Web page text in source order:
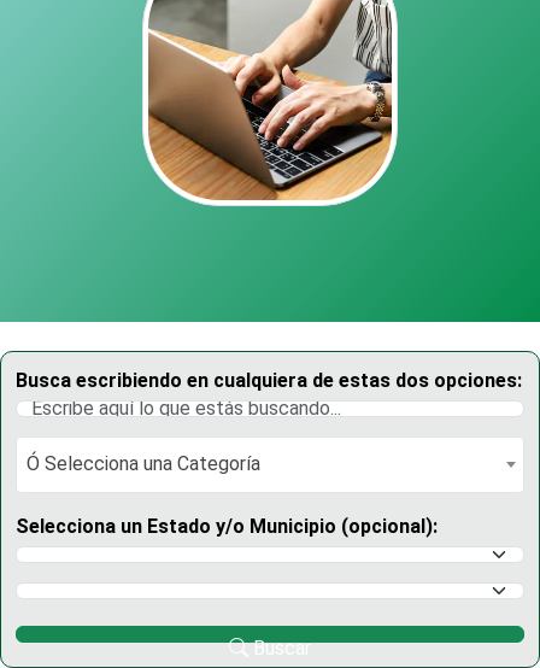
Busca escribiendo en cualquiera de estas dos opciones:
Ó Selecciona una Categoría
Ó Selecciona una Categoría
Selecciona un Estado y/o Municipio (opcional):
Selecciona un Estado
Selecciona un Municipio
Buscar